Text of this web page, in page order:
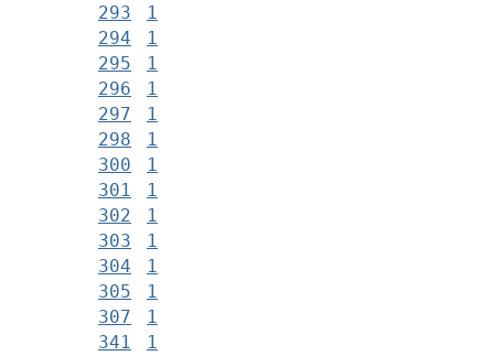
293
1
294
1
295
1
296
1
297
1
298
1
300
1
301
1
302
1
303
1
304
1
305
1
307
1
341
1